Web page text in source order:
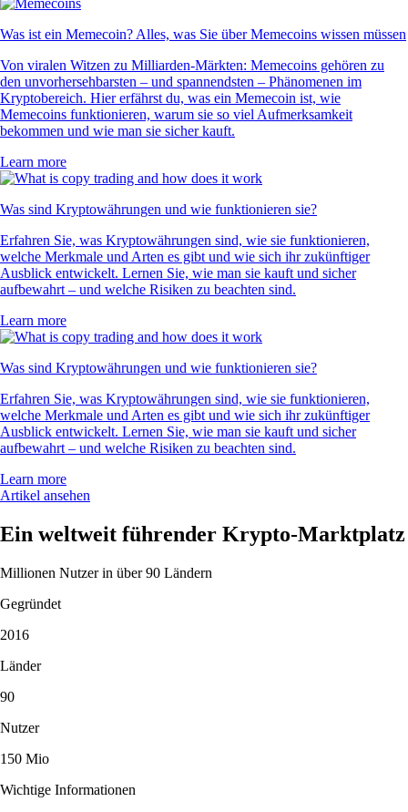
Was ist ein Memecoin? Alles, was Sie über Memecoins wissen müssen
Von viralen Witzen zu Milliarden-Märkten: Memecoins gehören zu
den unvorhersehbarsten – und spannendsten – Phänomenen im
Kryptobereich. Hier erfährst du, was ein Memecoin ist, wie
Memecoins funktionieren, warum sie so viel Aufmerksamkeit
bekommen und wie man sie sicher kauft.
Learn more
Was sind Kryptowährungen und wie funktionieren sie?
Erfahren Sie, was Kryptowährungen sind, wie sie funktionieren,
welche Merkmale und Arten es gibt und wie sich ihr zukünftiger
Ausblick entwickelt. Lernen Sie, wie man sie kauft und sicher
aufbewahrt – und welche Risiken zu beachten sind.
Learn more
Was sind Kryptowährungen und wie funktionieren sie?
Erfahren Sie, was Kryptowährungen sind, wie sie funktionieren,
welche Merkmale und Arten es gibt und wie sich ihr zukünftiger
Ausblick entwickelt. Lernen Sie, wie man sie kauft und sicher
aufbewahrt – und welche Risiken zu beachten sind.
Learn more
Artikel ansehen
Ein weltweit führender Krypto-Marktplatz
Millionen Nutzer in über 90 Ländern
Gegründet
2016
Länder
90
Nutzer
150 Mio
Wichtige Informationen